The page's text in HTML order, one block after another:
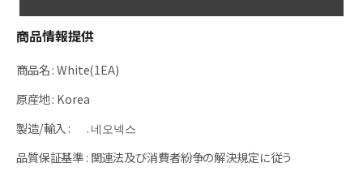
商品情報提供
商品名:White(1EA)
原産地: Korea
製造/輸入 :
. 네오넥스
品質保証基準: 関連法及び消費者紛争の解決規定に従う